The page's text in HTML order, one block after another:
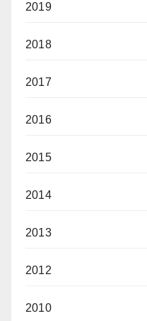
2019
2018
2017
2016
2015
2014
2013
2012
2010